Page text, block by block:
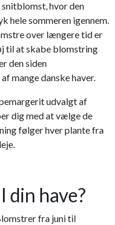
hvor den
hele sommeren igennem.
over længere tid er
til at skabe blomstring
den siden
mange danske haver.
udvalgt af
dig med at vælge de
følger hver plante fra
have?
fra juni til